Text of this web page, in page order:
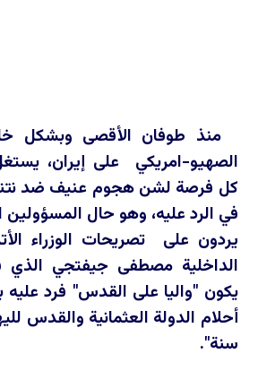
منذ طوفان الأقصى وبشكل
الصهيو-امريكي على إيران،
كل فرصة لشن هجوم عنيف ضد
في الرد عليه، وهو حال المسؤولين
يردون على تصريحات الوزراء
الداخلية مصطفى جيفتجي الذي
يكون "واليا على القدس" فرد
أحلام الدولة العثمانية والقدس
سنة".